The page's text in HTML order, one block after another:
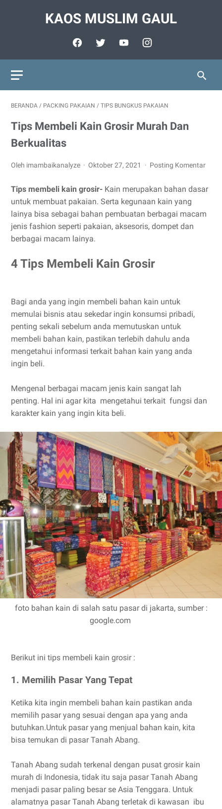
KAOS MUSLIM GAUL
BERANDA / PACKING PAKAIAN / TIPS BUNGKUS PAKAIAN
Tips Membeli Kain Grosir Murah Dan
Berkualitas
Oleh imambaikanalyze Oktober 27, 2021 Posting Komentar
Tips membeli kain grosir- Kain merupakan bahan dasar
untuk membuat pakaian. Serta kegunaan kain yang
lainya bisa sebagai bahan pembuatan berbagai macam
jenis fashion seperti pakaian, aksesoris, dompet dan
berbagai macam lainya.
4 Tips Membeli Kain Grosir
Bagi anda yang ingin membeli bahan kain untuk
memulai bisnis atau sekedar ingin konsumsi pribadi,
penting sekali sebelum anda memutuskan untuk
membeli bahan kain, pastikan terlebih dahulu anda
mengetahui informasi terkait bahan kain yang anda
ingin beli.
Mengenal berbagai macam jenis kain sangat lah
penting. Hal ini agar kita mengetahui terkait fungsi dan
karakter kain yang ingin kita beli.
foto bahan kain di salah satu pasar di jakarta, sumber :
google.com
Berikut ini tips membeli kain grosir :
1. Memilih Pasar Yang Tepat
Ketika kita ingin membeli bahan kain pastikan anda
memilih pasar yang sesuai dengan apa yang anda
butuhkan.Untuk pasar yang menjual bahan kain, kita
bisa temukan di pasar Tanah Abang.
Tanah Abang sudah terkenal dengan pusat grosir kain
murah di Indonesia, tidak itu saja pasar Tanah Abang
menjadi pasar paling besar se Asia Tenggara. Untuk
alamatnya pasar Tanah Abang terletak di kawasan ibu